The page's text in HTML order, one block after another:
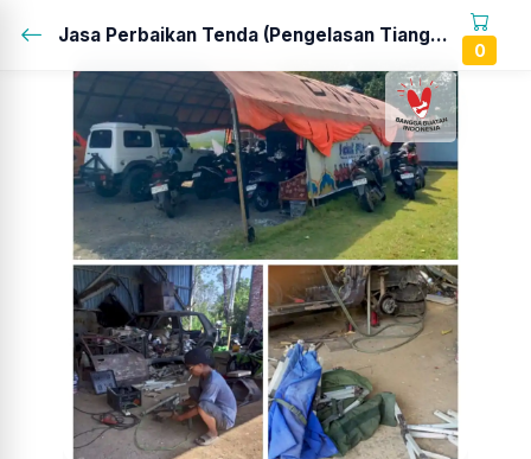
Jasa Perbaikan Tenda (Pengelasan Tiang dan Besi Palang Atas , pelapisan pengaman tenda)...
0